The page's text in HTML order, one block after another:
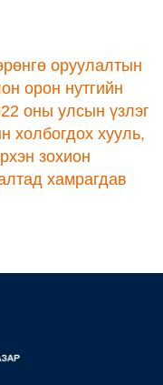
оруулалтын
орон нутгийн
оны улсын үзлэг
холбогдох хууль,
зохион
хамрагдав